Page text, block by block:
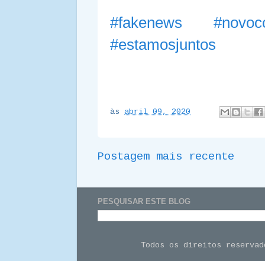
#fakenews #
#estamosjuntos
às abril 09, 2020
Postagem mais recente
PESQUISAR ESTE BLOG
Todos os direitos